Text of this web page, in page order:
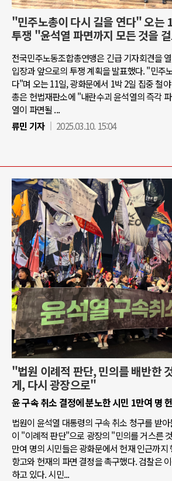
"민주노총이 다시 길을 연다" 오는
투쟁 "윤석열 파면까지 모든 것을
전국민주노동조합총연맹은 긴급 기자회견을
입장과 앞으로의 투쟁 계획을 발표했다. "민주
다"며 오는 11일, 광화문에서 1박 2일 집중 철
총은 헌법재판소에 "내란수괴 윤석열의 즉각
열이 파면될 ...
류민 기자
2025.03.10. 15:04
"법원 이례적 판단, 민의를 배반한
게, 다시 광장으로"
윤 구속 취소 결정에 분노한 시민 1만여 명
법원이 윤석열 대통령의 구속 취소 청구를 받
이 "이례적 판단"으로 광장의 "민의를 거스른
만여 명의 시민들은 광화문에서 헌재 인근까지
항고와 헌재의 파면 결정을 촉구했다. 검찰은
하고 있다. 시민...